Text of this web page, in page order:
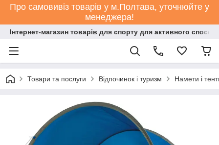
Про самовивіз товарів у м.Полтава, уточнюйте у
менеджера!
Інтернет-магазин товарів для спорту для активного
Товари та послуги Відпочинок і туризм Намети і